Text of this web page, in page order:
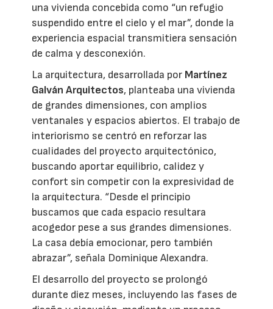
una vivienda concebida como “un refugio
suspendido entre el cielo y el mar”, donde la
experiencia espacial transmitiera sensación
de calma y desconexión.
La arquitectura, desarrollada por Martínez
Galván Arquitectos, planteaba una vivienda
de grandes dimensiones, con amplios
ventanales y espacios abiertos. El trabajo de
interiorismo se centró en reforzar las
cualidades del proyecto arquitectónico,
buscando aportar equilibrio, calidez y
confort sin competir con la expresividad de
la arquitectura. “Desde el principio
buscamos que cada espacio resultara
acogedor pese a sus grandes dimensiones.
La casa debía emocionar, pero también
abrazar”, señala Dominique Alexandra.
El desarrollo del proyecto se prolongó
durante diez meses, incluyendo las fases de